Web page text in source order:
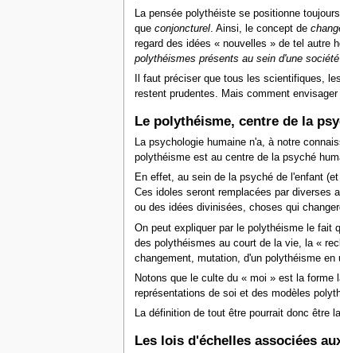
La pensée polythéiste se positionne
que conjoncturel. Ainsi, le concept de
regard des idées « nouvelles »de tel autre
polythéismes présents au sein d'une société
Il faut préciser que tous les scientifiques,
restent prudentes. Mais comment
Le polythéisme, centre de la
La psychologie humaine n'a, à notre
polythéisme est au centre de la psyché
En effet, au sein de la psyché de l'enfant
Ces idoles seront remplacées par diverses
ou des idées divinisées, choses qui
On peut expliquer par le polythéisme le fait
des polythéismes au court de la vie, la «
changement, mutation, d'un polythéisme en
Notons que le culte du « moi »est la forme
représentations de soi et des modèles
La définition de tout être pourrait donc être
Les lois d'échelles associées